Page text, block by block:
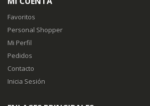
Favoritos
Personal Shopper
Mi Perfil
Pedidos
Contacto
Inicia Sesión